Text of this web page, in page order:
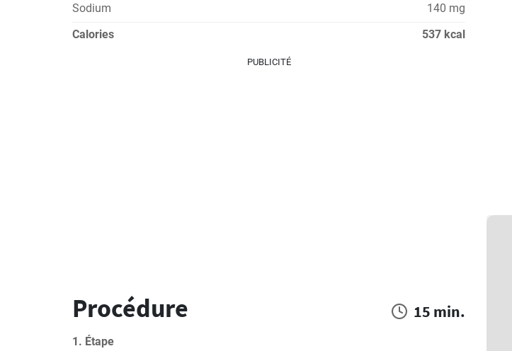
Sodium
140 mg
Calories
537 kcal
PUBLICITÉ
Procédure 15 min.
1. Étape